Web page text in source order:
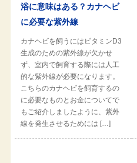
浴に意味はある？カナヘビ
に必要な紫外線
カナヘビを飼うにはビタミンD3
生成のための紫外線が欠かせ
ず、室内で飼育する際には人工
的な紫外線が必要になります。
こちらのカナヘビを飼育するの
に必要なものとお金についてで
もご紹介しましたように、紫外
線を発生させるためには […]